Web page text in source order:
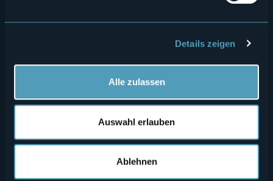
Details zeigen
Alle zulassen
Auswahl erlauben
Ablehnen
Menù
secondario
Wo sind wir?
Erlebnisse
Önogastronomie
Webcam